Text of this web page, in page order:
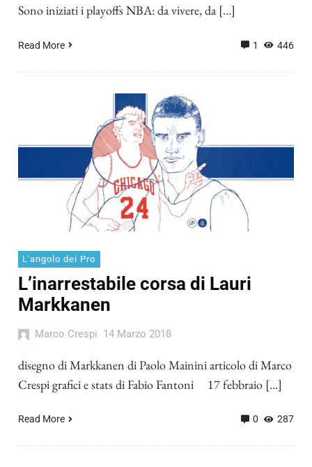
Sono iniziati i playoffs NBA: da vivere, da […]
Read More 1 446
L'angolo dei Pro
L’inarrestabile corsa di Lauri
Markkanen
Marco Crespi 14 Marzo 2018
disegno di Markkanen di Paolo Mainini articolo di Marco
Crespi grafici e stats di Fabio Fantoni 17 febbraio […]
Read More 0 287